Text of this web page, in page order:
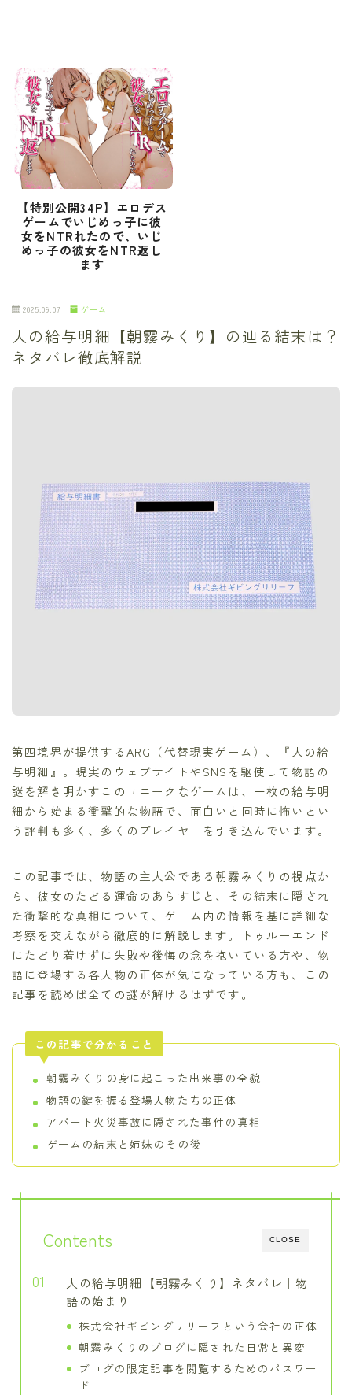
【特別公開34P】エロデス
ゲームでいじめっ子に彼
女をNTRれたので、いじ
めっ子の彼女をNTR返し
ます
2025.09.07 ゲーム
人の給与明細【朝霧みくり】の辿る結末は？
ネタバレ徹底解説
第四境界が提供するARG（代替現実ゲーム）、『人の給
与明細』。現実のウェブサイトやSNSを駆使して物語の
謎を解き明かすこのユニークなゲームは、一枚の給与明
細から始まる衝撃的な物語で、面白いと同時に怖いとい
う評判も多く、多くのプレイヤーを引き込んでいます。
この記事では、物語の主人公である朝霧みくりの視点か
ら、彼女のたどる運命のあらすじと、その結末に隠され
た衝撃的な真相について、ゲーム内の情報を基に詳細な
考察を交えながら徹底的に解説します。トゥルーエンド
にたどり着けずに失敗や後悔の念を抱いている方や、物
語に登場する各人物の正体が気になっている方も、この
記事を読めば全ての謎が解けるはずです。
この記事で分かること
朝霧みくりの身に起こった出来事の全貌
物語の鍵を握る登場人物たちの正体
アパート火災事故に隠された事件の真相
ゲームの結末と姉妹のその後
CLOSE
Contents
人の給与明細【朝霧みくり】ネタバレ｜物
語の始まり
株式会社ギビングリリーフという会社の正体
朝霧みくりのブログに隠された日常と異変
ブログの限定記事を閲覧するためのパスワー
ド